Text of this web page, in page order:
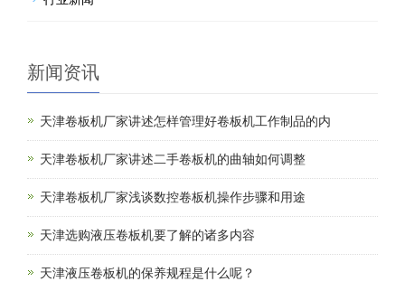
新闻资讯
天津卷板机厂家讲述怎样管理好卷板机工作制品的内
天津卷板机厂家讲述二手卷板机的曲轴如何调整
天津卷板机厂家浅谈数控卷板机操作步骤和用途
天津选购液压卷板机要了解的诸多内容
天津液压卷板机的保养规程是什么呢？